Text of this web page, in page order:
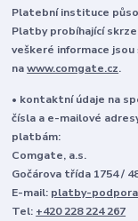
Platební instituce
Platby probíhající
veškeré informace
nawww.comgate.cz.
• kontaktní údaje na
čísla a e-mailové
platbám:
Comgate, a.s.
Gočárova třída 1754 /
E-mail: platby-
Tel: +420 228 224 267